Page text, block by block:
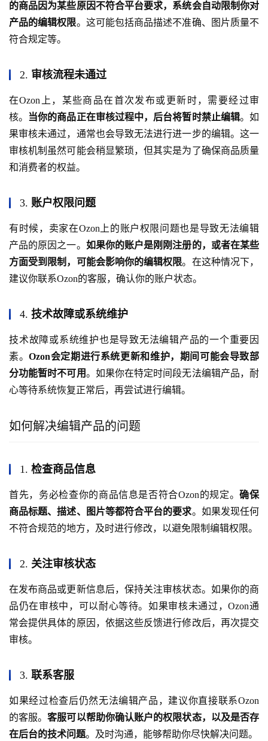
的商品因为某些原因不符合平台要求，系统会自动限制你对
产品的编辑权限。这可能包括商品描述不准确、图片质量不
符合规定等。
2. 审核流程未通过
在Ozon上，某些商品在首次发布或更新时，需要经过审
核。
当你的商品正在审核过程中，后台将暂时禁止编辑。如
果审核未通过，通常也会导致无法进行进一步的编辑。这一
审核机制虽然可能会稍显繁琐，但其实是为了确保商品质量
和消费者的权益。
3. 账户权限问题
有时候，卖家在Ozon上的账户权限问题也是导致无法编辑
产品的原因之一。 如果你的账户是刚刚注册的，或者在某些
方面受到限制，可能会影响你的编辑权限。在这种情况下，
建议你联系Ozon的客服，确认你的账户状态。
4. 技术故障或系统维护
技术故障或系统维护也是导致无法编辑产品的一个重要因
素。Ozon会定期进行系统更新和维护，期间可能会导致部
分功能暂时不可用。如果你在特定时间段无法编辑产品，耐
心等待系统恢复正常后，再尝试进行编辑。
如何解决编辑产品的问题
1. 检查商品信息
首先，务必检查你的商品信息是否符合Ozon的规定。确保
商品标题、描述、图片等都符合平台的要求。如果发现任何
不符合规范的地方，及时进行修改，以避免限制编辑权限。
2. 关注审核状态
在发布商品或更新信息后，保持关注审核状态。如果你的商
品仍在审核中，可以耐心等待。如果审核未通过，Ozon通
常会提供具体的原因，依据这些反馈进行修改后，再次提交
审核。
3. 联系客服
如果经过检查后仍然无法编辑产品，建议你直接联系Ozon
的客服。客服可以帮助你确认账户的权限状态，以及是否存
在后台的技术问题。及时沟通，能够帮助你尽快解决问题。